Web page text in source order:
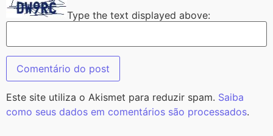
Type the text displayed above:
Este site utiliza o Akismet para reduzir spam. Saiba
como seus dados em comentários são processados.